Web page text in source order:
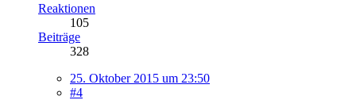
Reaktionen
105
Beiträge
328
25. Oktober 2015 um 23:50
#4